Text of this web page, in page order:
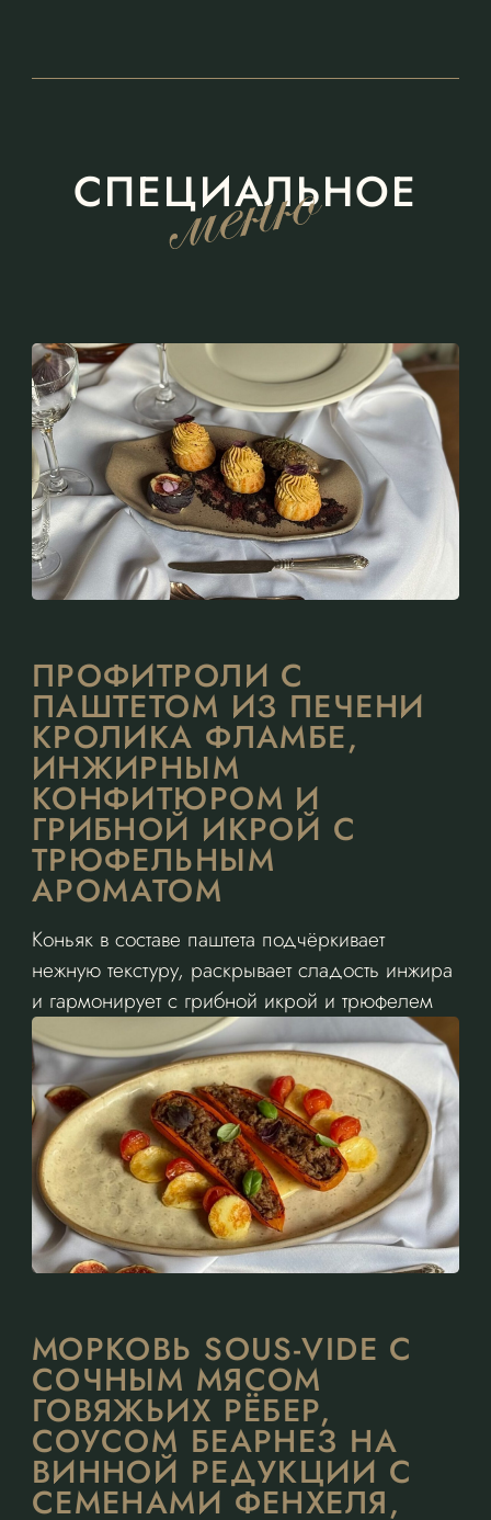
СПЕЦИАЛЬНОЕ
ПРОФИТРОЛИ С
ПАШТЕТОМ ИЗ ПЕЧЕНИ
КРОЛИКА ФЛАМБЕ,
ИНЖИРНЫМ
КОНФИТЮРОМ И
ГРИБНОЙ ИКРОЙ С
ТРЮФЕЛЬНЫМ
АРОМАТОМ
Коньяк в составе паштета подчёркивает
нежную текстуру, раскрывает сладость инжира
и гармонирует с грибной икрой и трюфелем
МОРКОВЬ SOUS-VIDE С
СОЧНЫМ МЯСОМ
ГОВЯЖЬИХ РЁБЕР,
СОУСОМ БЕАРНЕЗ НА
ВИННОЙ РЕДУКЦИИ С
СЕМЕНАМИ ФЕНХЕЛЯ,